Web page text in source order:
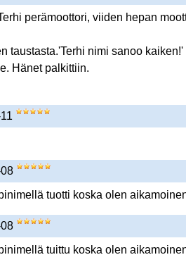
perämoottori, viiden hepan
taustasta.'Terhi nimi sanoo kaiken!'
Hänet palkittiin.
tuotti koska olen
tuittu koska olen